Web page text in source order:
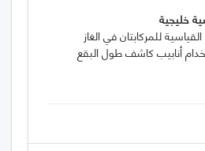
خليجية
للمركابتان في الغاز
أنابيب كاشف طول البقع